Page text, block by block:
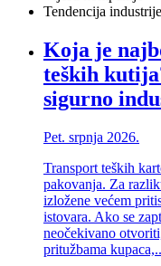
Tendencija industrije
Koja je
teških
sigurno
Pet. srpnja 2026.
Transport teških
pakovanja. Za
izložene većem
istovara. Ako se
neočekivano
pritužbama